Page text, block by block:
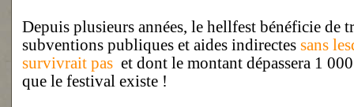
Depuis plusieurs années, le hellfest bénéficie de
subventions publiques et aides indirectes sans
survivrait pas et dont le montant dépassera 1
que le festival existe !